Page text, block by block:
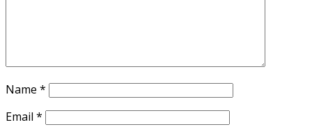
Name *
Email *